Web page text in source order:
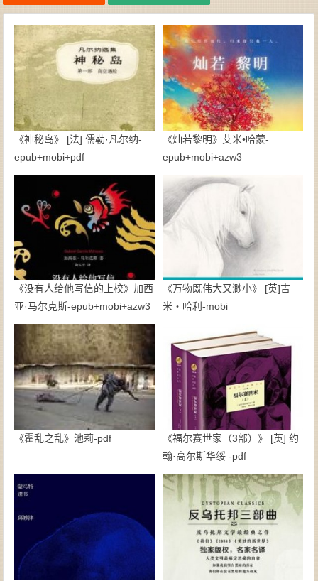
《神秘岛》 [法] 儒勒·凡尔纳-
epub+mobi+pdf
《灿若黎明》艾米•哈蒙-
epub+mobi+azw3
《没有人给他写信的上校》加西
亚·马尔克斯-epub+mobi+azw3
《万物既伟大又渺小》 [英]吉
米・哈利-mobi
《霍乱之乱》池莉-pdf
《福尔赛世家（3部）》 [英] 约
翰·高尔斯华绥 -pdf